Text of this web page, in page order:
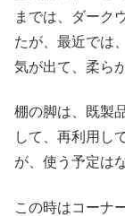
までは、ダーク
たが、最近では
気が出て、柔ら
棚の脚は、既製
して、再利用し
が、使う予定は
この時はコーナ